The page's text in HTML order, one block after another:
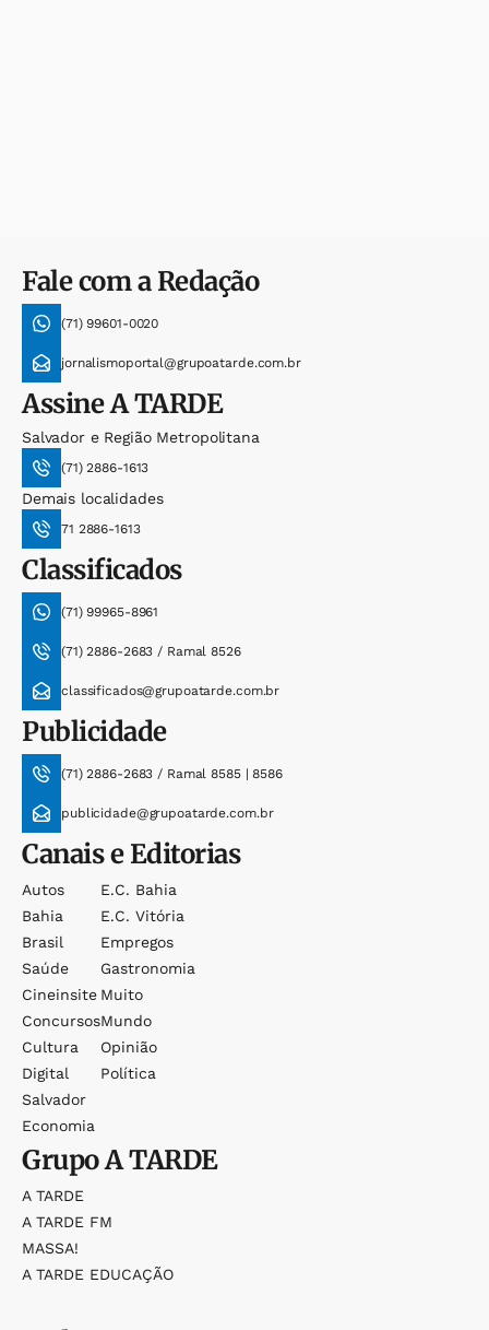
Fale com a Redação
(71) 99601-0020
jornalismoportal@grupoatarde.com.br
AssineA TARDE
Salvador e Região Metropolitana
(71) 2886-1613
Demais localidades
71 2886-1613
Classificados
(71) 99965-8961
(71) 2886-2683 / Ramal 8526
classificados@grupoatarde.com.br
Publicidade
(71) 2886-2683 / Ramal 8585 | 8586
publicidade@grupoatarde.com.br
Canais e Editorias
Autos
Bahia
Brasil
Saúde
Cineinsite
Concursos
Cultura
Digital
Salvador
Economia
E.c. Bahia
E.c. Vitória
Empregos
Gastronomia
Muito
Mundo
Opinião
Política
GrupoA TARDE
A TARDE
A TARDE FM
MASSA!
A TARDE EDUCAÇÃO